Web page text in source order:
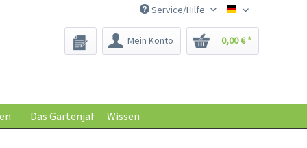
Saatgut-Biene
Service/Hilfe
Mein Konto 0,00 € *
Das Gartenjahr Wissen
0,29 € *